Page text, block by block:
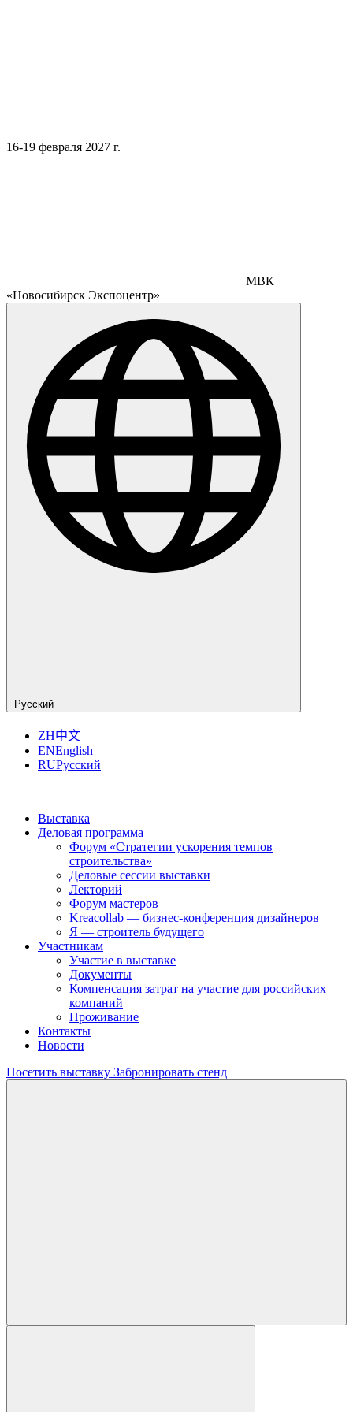
16-19 февраля 2027 г.
МВК
«Новосибирск Экспоцентр»
Русский
ZH中文
ENEnglish
RUРусский
Выставка
Деловая программа
Форум «Стратегии ускорения темпов
строительства»
Деловые сессии выставки
Лекторий
Форум мастеров
Kreacollab — бизнес-конференция дизайнеров
Я — строитель будущего
Участникам
Участие в выставке
Документы
Компенсация затрат на участие для российских
компаний
Проживание
Контакты
Новости
Посетить выставку Забронировать стенд